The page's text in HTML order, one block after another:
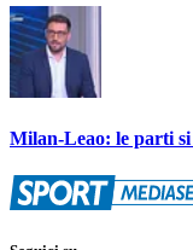
Milan-Leao: le parti